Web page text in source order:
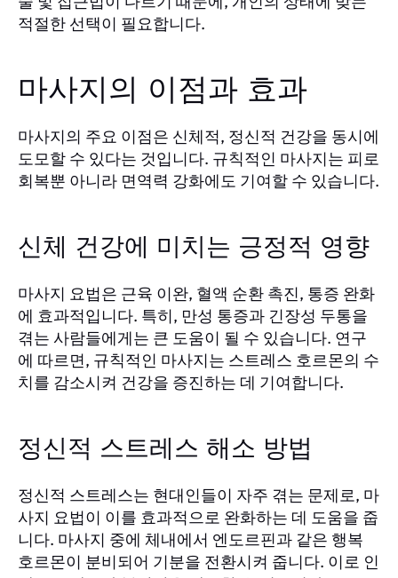
적절한 선택이 필요합니다.
마사지의 이점과 효과
마사지의 주요 이점은 신체적, 정신적 건강을 동시에
도모할 수 있다는 것입니다. 규칙적인 마사지는 피로
회복뿐 아니라 면역력 강화에도 기여할 수 있습니다.
신체 건강에 미치는 긍정적 영향
마사지 요법은 근육 이완, 혈액 순환 촉진, 통증 완화
에 효과적입니다. 특히, 만성 통증과 긴장성 두통을
겪는 사람들에게는 큰 도움이 될 수 있습니다. 연구
에 따르면, 규칙적인 마사지는 스트레스 호르몬의 수
치를 감소시켜 건강을 증진하는 데 기여합니다.
정신적 스트레스 해소 방법
정신적 스트레스는 현대인들이 자주 겪는 문제로, 마
사지 요법이 이를 효과적으로 완화하는 데 도움을 줍
니다. 마사지 중에 체내에서 엔도르핀과 같은 행복
호르몬이 분비되어 기분을 전환시켜 줍니다. 이로 인